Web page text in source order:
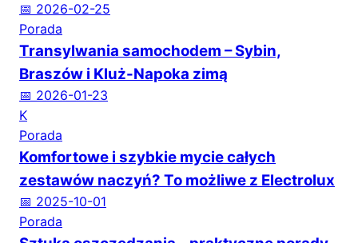
📅 2026-02-25
Porada
Transylwania samochodem – Sybin,
Braszów i Kluż-Napoka zimą
📅 2026-01-23
K
Porada
Komfortowe i szybkie mycie całych
zestawów naczyń? To możliwe z Electrolux
📅 2025-10-01
Porada